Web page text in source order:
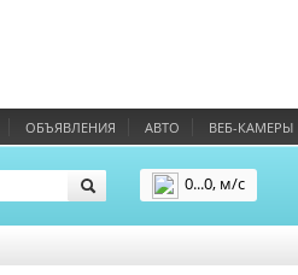
ОБЪЯВЛЕНИЯ АВТО ВЕБ-КАМЕРЫ
0...0, м/с